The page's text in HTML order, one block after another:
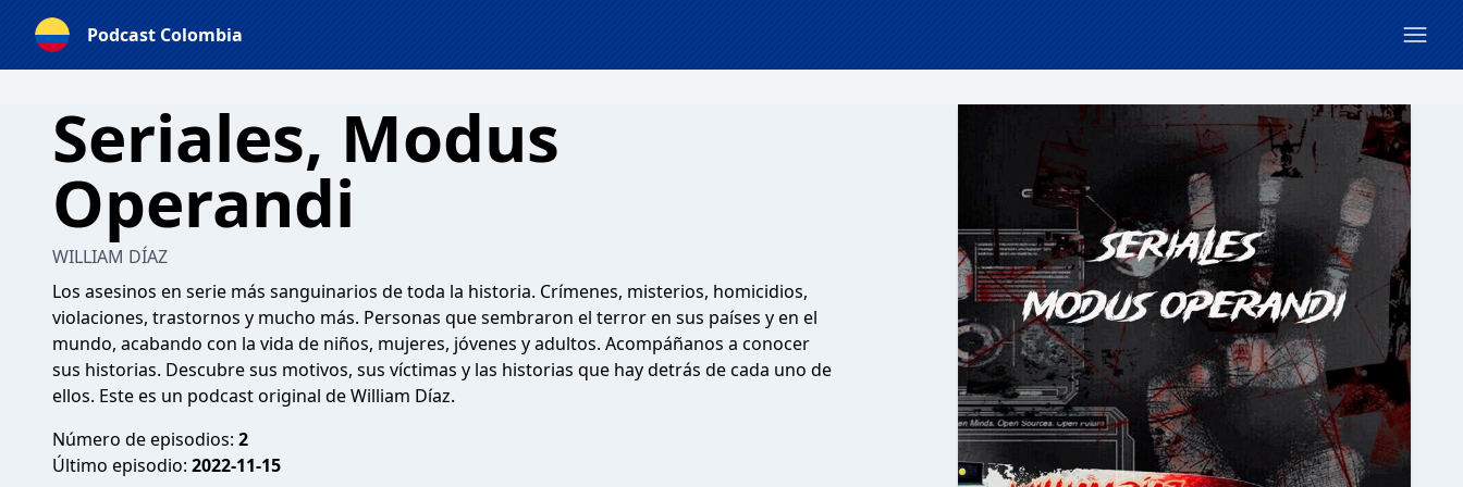
Podcast Colombia
Seriales, Modus
Operandi
WILLIAM DÍAZ
Los asesinos en serie más sanguinarios de toda la historia. Crímenes, misterios, homicidios,
violaciones, trastornos y mucho más. Personas que sembraron el terror en sus países y en el
mundo, acabando con la vida de niños, mujeres, jóvenes y adultos. Acompáñanos a conocer
sus historias. Descubre sus motivos, sus víctimas y las historias que hay detrás de cada uno de
ellos. Este es un podcast original de William Díaz.
Número de episodios: 2
Último episodio: 2022-11-15